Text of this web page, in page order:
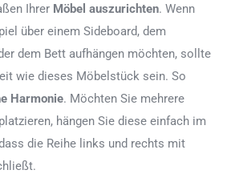
Ihrer Möbel auszurichten. Wenn
über einem Sideboard, dem
dem Bett aufhängen möchten, sollte
wie dieses Möbelstück sein. So
Harmonie. Möchten Sie mehrere
hängen Sie diese einfach im
die Reihe links und rechts mit